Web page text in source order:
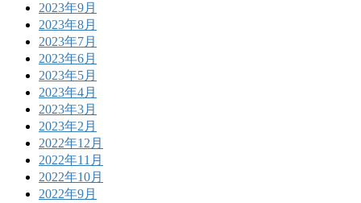
2023年9月
2023年8月
2023年7月
2023年6月
2023年5月
2023年4月
2023年3月
2023年2月
2022年12月
2022年11月
2022年10月
2022年9月